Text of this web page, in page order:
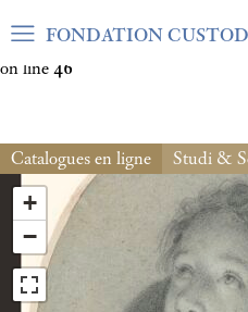
Warning: Undefined array key
on line 46
FONDATION
Catalogues en ligne Studi &
+
−